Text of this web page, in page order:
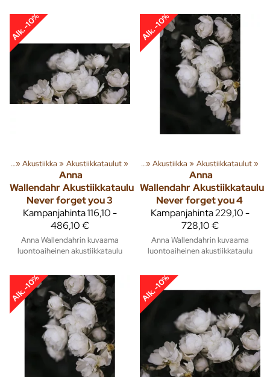
Alk. -10%
‪»Akustiikka ‪» Akustiikkataulut‪»
Anna
WallendahrAkustiikkataulu
Never forget you 3
Kampanjahinta116,10 -
486,10 €
Anna Wallendahrin kuvaama
luontoaiheinen akustiikkataulu
Alk. -10%
Tuoteryhmiä ja tuotteita‪» Sisusta‪»Akustiikka ‪» Akustiikkataulut‪»
Anna
WallendahrAkustiikkataulu
Never forget you 4
Kampanjahinta229,10 -
728,10 €
Anna Wallendahrin kuvaama
luontoaiheinen akustiikkataulu
Alk. -10% Alk. -10%